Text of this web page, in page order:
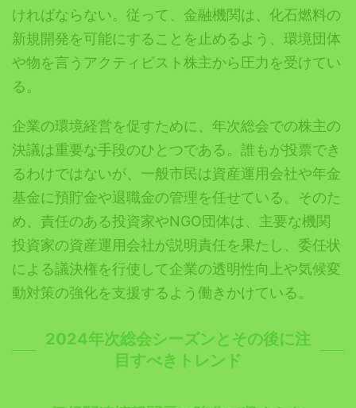
ければならない。従って、金融機関は、化石燃料の
新規開発を可能にすることを止めるよう、環境団体
や物を言うアクティビスト株主から圧力を受けてい
る。
企業の環境経営を促すために、年次総会での株主の
決議は重要な手段のひとつである。誰もが投票でき
るわけではないが、一般市民は資産運用会社や年金
基金に預貯金や退職金の管理を任せている。そのた
め、責任のある投資家やNGO団体は、主要な機関
投資家の資産運用会社が説明責任を果たし、委任状
による議決権を行使して企業の透明性向上や気候変
動対策の強化を支援するよう働きかけている。
2024年次総会シーズンとその後に注
目すべきトレンド